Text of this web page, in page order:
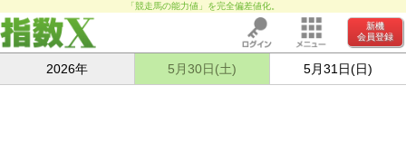
「競走馬の能力値」を完全偏差値化。
新機
会員登録
2026年 5月30日(土) 5月31日(日)